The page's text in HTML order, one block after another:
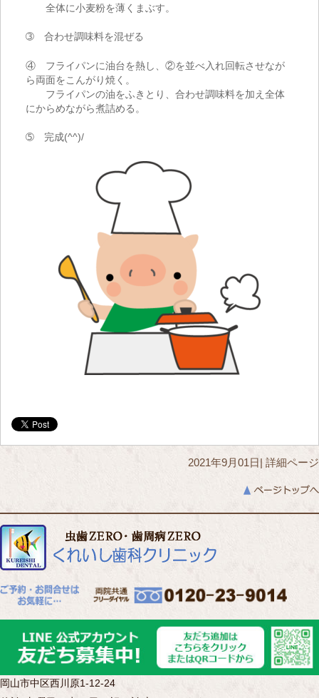
全体に小麦粉を薄くまぶす。
➂ 合わせ調味料を混ぜる
④ フライパンに油台を熱し、②を並べ入れ回転させなが
ら両面をこんがり焼く。
フライパンの油をふきとり、合わせ調味料を加え全体
にからめながら煮詰める。
➄ 完成(^^)/
2021年9月01日| 詳細ページ
岡山市中区西川原1-12-24